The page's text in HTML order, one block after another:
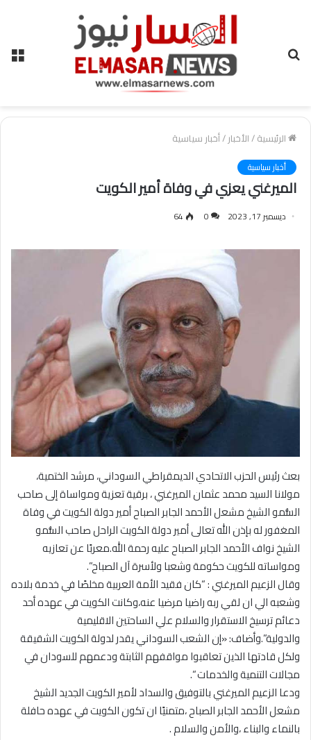
الرئيسية/الأخبار/أخبار سياسية
أخبار سياسية
الميرغني يعزي في وفاة أمير الكويت
ديسمبر 17, 2023 0
64
بعث رئيس الحزب الاتحادي الديمقراطي السوداني، مرشد الختمية،
مولانا السيد محمد عثمان الميرغني ، برقية تعزية ومواساة إلى صاحب
السُّمو الشيخ مشعل الأحمد الجابر الصباح أمير دولة الكويت في وفاة
المغفور له بإذن الله تعالى أمير دولة الكويت الراحل صاحب السُّمو
الشيخ نواف الأحمد الجابر الصباح عليه رحمة الله.معربًا عن تعازيه
ومواساته للكويت حكومة وشعبا ولأسرة آل الصباح”.
وقال الزعيم الميرغني : “كان فقيد الأمة العربية مخلصًا في خدمة بلاده
وشعبه الي ان لقي ربه راضيا مرضيا عنه،وكانت الكويت في عهده أحد
دعائم ترسيخ الاستقرار والسلام علي الساحتين الاقليمية
والدولية”.وأضاف: «إن الشعب السوداني يقدر لدولة الكويت الشقيقة
ولكل قادتها الذين تعاقبوا مواقفهم الثابتة ودعمهم للسودان في
مجالات التنمية والخدمات “.
ودعا الزعيم الميرغني بالتوفيق والسداد لأمير الكويت الجديد الشيخ
مشعل الأحمد الجابر الصباح ،متمنيًا ان تكون الكويت في عهده حافلة
بالنماء والبناء ،والأمن والسلام .